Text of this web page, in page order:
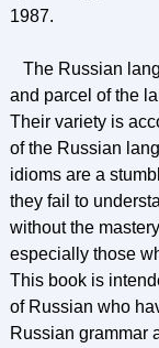
1987.
The Russian
and parcel of the
Their variety is
of the Russian
idioms are a
they fail to
without the
especially those
This book is
of Russian who
Russian grammar